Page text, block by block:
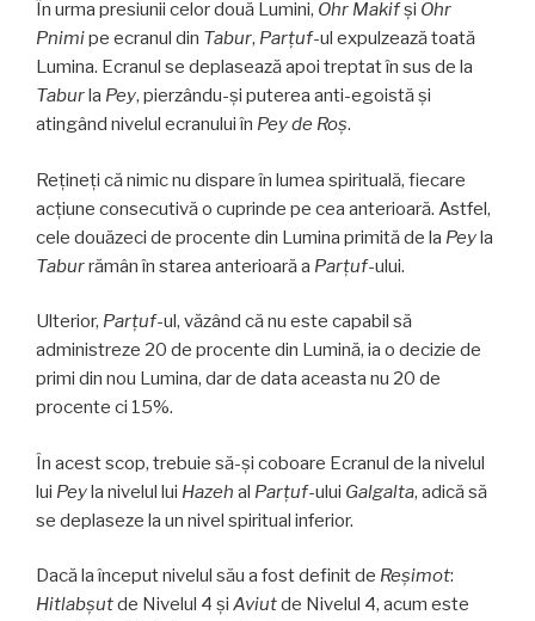
În urma presiunii celor două Lumini, Ohr Makifși Ohr
Pnimipe ecranul din Tabur, Parţuf-ul expulzează toată
Lumina. Ecranul se deplasează apoi treptat în sus de la
Taburla Pey, pierzându-și puterea anti-egoistă și
atingând nivelul ecranului în Pey de Roş.
Rețineți că nimic nu dispare în lumea spirituală, fiecare
acțiune consecutivă o cuprinde pe cea anterioară. Astfel,
cele douăzeci de procente din Lumina primită de la Peyla
Taburrămân în starea anterioară a Parţuf-ului.
Ulterior, Parţuf-ul, văzând că nu este capabil să
administreze 20 de procente din Lumină, ia o decizie de
primi din nou Lumina, dar de data aceasta nu 20 de
procente ci 15%.
În acest scop, trebuie să-și coboare Ecranul de la nivelul
lui Peyla nivelul lui Hazeh al Parţuf-ului Galgalta, adică să
se deplaseze la un nivel spiritual inferior.
Dacă la început nivelul său a fost definit de Reşimot:
Hitlabşutde Nivelul 4 și Aviutde Nivelul 4, acum este